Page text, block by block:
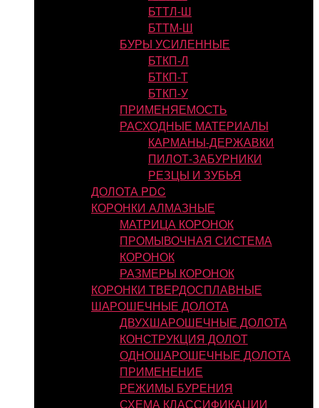
БТТЛ-Ш
БТТМ-Ш
БУРЫ УСИЛЕННЫЕ
БТКП-Л
БТКП-Т
БТКП-У
ПРИМЕНЯЕМОСТЬ
РАСХОДНЫЕ МАТЕРИАЛЫ
КАРМАНЫ-ДЕРЖАВКИ
ПИЛОТ-ЗАБУРНИКИ
РЕЗЦЫ И ЗУБЬЯ
ДОЛОТА PDC
КОРОНКИ АЛМАЗНЫЕ
МАТРИЦА КОРОНОК
ПРОМЫВОЧНАЯ СИСТЕМА
КОРОНОК
РАЗМЕРЫ КОРОНОК
КОРОНКИ ТВЕРДОСПЛАВНЫЕ
ШАРОШЕЧНЫЕ ДОЛОТА
ДВУХШАРОШЕЧНЫЕ ДОЛОТА
КОНСТРУКЦИЯ ДОЛОТ
ОДНОШАРОШЕЧНЫЕ ДОЛОТА
ПРИМЕНЕНИЕ
РЕЖИМЫ БУРЕНИЯ
СХЕМА КЛАССИФИКАЦИИ